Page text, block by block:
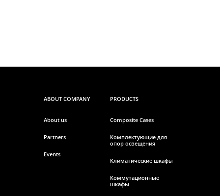
ABOUT COMPANY
About us
Partners
Events
PRODUCTS
Composite Cases
Комплектующие для
опор освещения
Климатические шкафы
Коммутационные
шкафы